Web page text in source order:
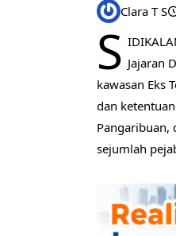
Clara T S
S Jajaran
kawasan Eks
dan
Pangaribuan,
sejumlah